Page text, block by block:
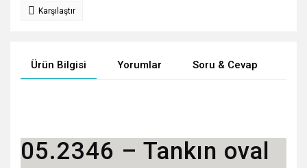
Karşılaştır
Ürün Bilgisi Yorumlar Soru & Cevap
05.2346 – Tankın oval